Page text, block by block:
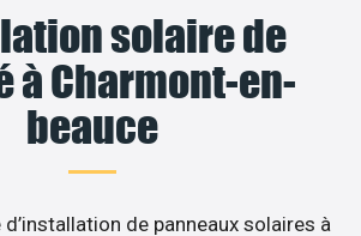
solaire de
à Charmont-en-
beauce
de panneaux solaires à